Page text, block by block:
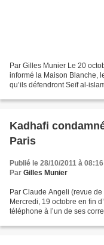
Par Gilles Munier Le 20
informé la Maison Blanche,
qu’ils défendront Seïf al-
Kadhafi
Paris
Publié le 28/10/2011 à 08:16
Par Gilles Munier
Par Claude Angeli (revue
Mercredi, 19 octobre en fin
téléphone à l’un de ses